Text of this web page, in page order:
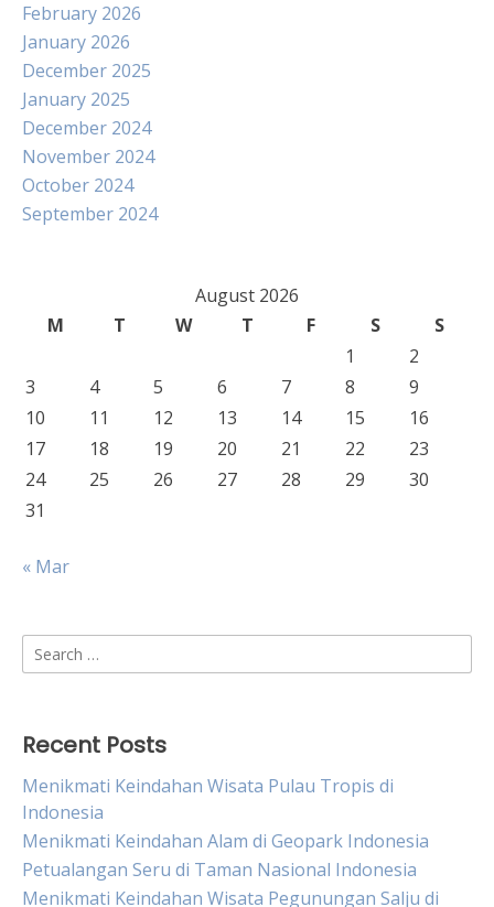
February 2026
January 2026
December 2025
January 2025
December 2024
November 2024
October 2024
September 2024
August 2026
M
T W T F S
S
1
2
3
4 5 6 7 8
9
10
11 12 13 14 15
16
17
18 19 20 21 22
23
24
25 26 27 28 29
30
31
« Mar
Search
for:
Recent Posts
Menikmati Keindahan Wisata Pulau Tropis di
Indonesia
Menikmati Keindahan Alam di Geopark Indonesia
Petualangan Seru di Taman Nasional Indonesia
Menikmati Keindahan Wisata Pegunungan Salju di